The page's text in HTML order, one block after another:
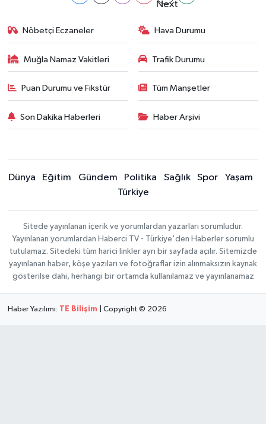
Nöbetçi Eczaneler Hava Durumu
Muğla Namaz Vakitleri Trafik Durumu
Puan Durumu ve Fikstür Tüm Manşetler
Son Dakika Haberleri Haber Arşivi
Dünya Eğitim Gündem Politika Sağlık Spor
Yaşam
Türkiye
Sitede yayınlanan içerik ve yorumlardan yazarları sorumludur.
Yayınlanan yorumlardan Haberci TV - Türkiye'den Haberler sorumlu
tutulamaz. Sitedeki tüm harici linkler ayrı bir sayfada açılır. Sitemizde
yayınlanan haber, köşe yazıları ve fotoğraflar izin alınmaksızın kaynak
gösterilse dahi, herhangi bir ortamda kullanılamaz ve yayınlanamaz
Haber Yazılımı: TE Bilişim | Copyright © 2026